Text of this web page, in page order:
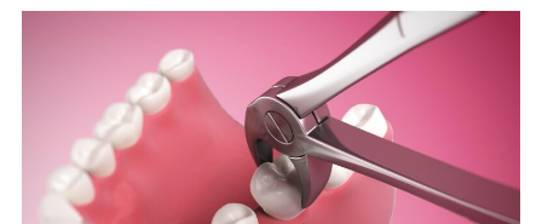
ホワイトエッセンス ホワイトニング料金表